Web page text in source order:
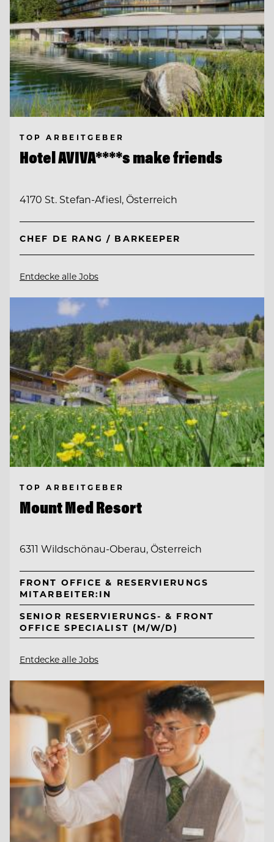
TOP ARBEITGEBER
Hotel AVIVA****s make friends
4170 St. Stefan-Afiesl, Österreich
CHEF DE RANG / BARKEEPER
Entdecke alle Jobs
TOP ARBEITGEBER
Mount Med Resort
6311 Wildschönau-Oberau, Österreich
FRONT OFFICE & RESERVIERUNGS
MITARBEITER:IN
SENIOR RESERVIERUNGS- & FRONT
OFFICE SPECIALIST (M/W/D)
Entdecke alle Jobs